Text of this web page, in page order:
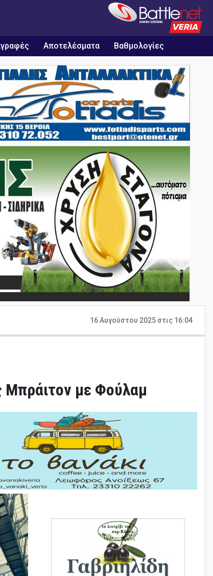
Αποτελέσματα Βαθμολογίες
16 Αυγούστου 2025 στις 16:04
Μπράιτον με Φούλαμ